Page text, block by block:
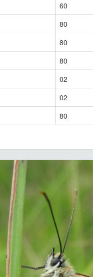
60
80
80
80
02
02
80